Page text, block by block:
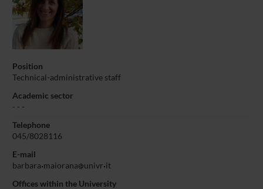
Position
Technical-administrative staff
Academic sector
- - -
Telephone
045/8028116
E-mail
barbara maiorana univr it
Offices within the University